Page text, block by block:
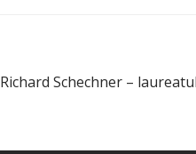
Richard Schechner –